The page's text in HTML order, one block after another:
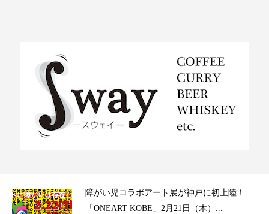
障がい児コラボアート展が神戸に初上陸！
「ONEART KOBE」2月21日（木）...